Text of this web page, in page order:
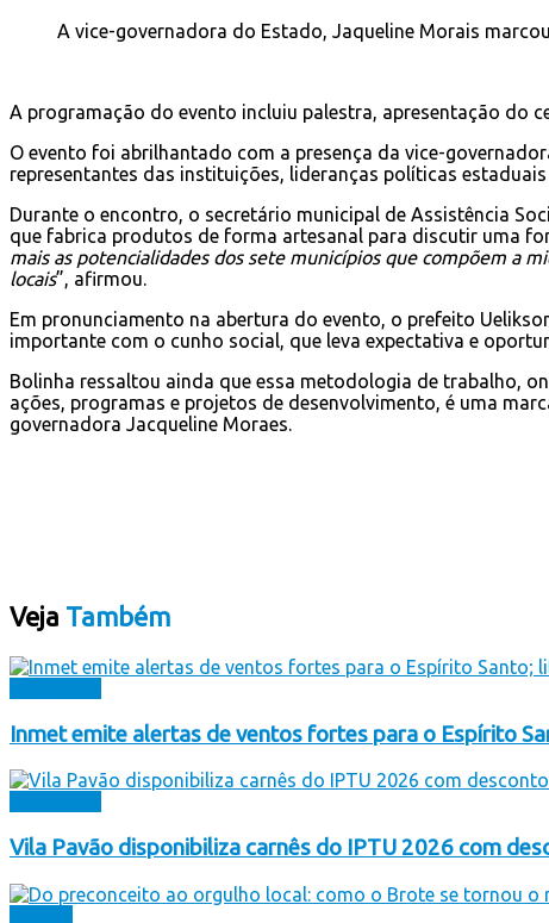
A vice-governadora do Estado, Jaqueline Morais
A programação do evento incluiu palestra, apresentação do
O evento foi abrilhantado com a presença da vice-
representantes das instituições, lideranças políticas
Durante o encontro, o secretário municipal de Assistência
que fabrica produtos de forma artesanal para discutir uma
mais as potencialidades dos sete municípios que compõem a
locais”, afirmou.
Em pronunciamento na abertura do evento, o prefeito
importante com o cunho social, que leva expectativa e
Bolinha ressaltou ainda que essa metodologia de trabalho,
ações, programas e projetos de desenvolvimento, é uma
governadora Jacqueline Moraes.
Veja Também
Inmet emite alertas de ventos fortes para o Espírito
Vila Pavão disponibiliza carnês do IPTU 2026 com